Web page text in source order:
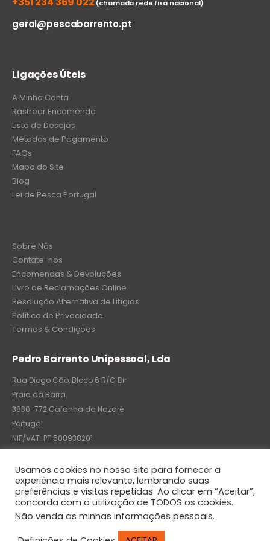
(chamada rede fixa nacional)
geral@pescabarrento.pt
Ligações Úteis
A Minha Conta
Rastrear Encomenda
Lista de Desejos
Métodos de Pagamento
FAQs
Mapa do Site
Blog
Lei de Pesca Portugal
Sobre Nós
Contate-nos
Encomendas & Devoluções
Livro de Reclamações Online
Resolução Alternativa de Litígios
Política de Privacidade
Termos & Condições
Pedro Barrento Unipessoal, Lda
Rua Diogo Cão, Bloco 6 R/C Dir
Praia da Barra
3830-772 Gafanha da Nazaré
Portugal
NIF/VAT: PT 508938201
C.R.C.: 7004-8522-6075
© Pedro Barrento Unipessoal, Lda. 2020. All Rights Reserved
Usamos cookies no nosso site para fornecer a
experiência mais relevante, lembrando suas
preferências e visitas repetidas. Ao clicar em “Aceitar”,
concorda com a utilização de TODOS os cookies.
Não venda as minhas informações pessoais.